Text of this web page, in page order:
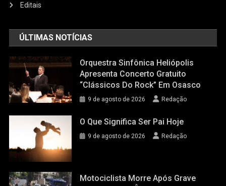
Editais
ÚLTIMAS NOTÍCIAS
Orquestra Sinfônica Heliópolis
Apresenta Concerto Gratuito
“Clássicos Do Rock” Em Osasco
9 de agosto de 2026 Redação
O Que Significa Ser Pai Hoje
9 de agosto de 2026 Redação
Motociclista Morre Após Grave